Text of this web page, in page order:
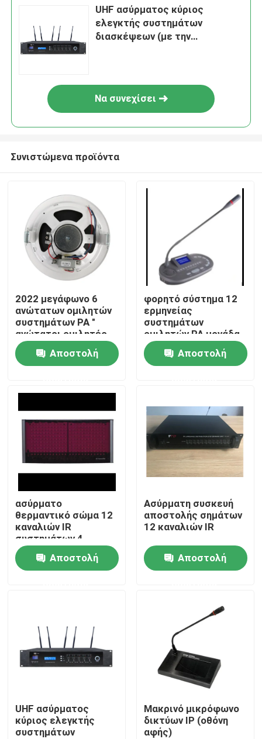
Προϊόντα
Βίντεο
Περίπου εμείς
Γύρος εργοστασίων
Ειδήσεις
Ενισχυτής συστημάτων PA
UHF ασύρματος κύριος
ελεγκτής συστημάτων
διασκέψεων (με την
Να συνεχίσει
Συνιστώμενα προϊόντα
2022 μεγάφωνο 6
ανώτατων ομιλητών
συστημάτων PA "
ανώτατοι ομιλητές
1.5W-3W-6W
Αποστολή
φορητό σύστημα 12
ερμηνείας
συστημάτων
ομιλητών PA μονάδα
διερμηνέων καναλιών
Αποστολή
ασύρματο
θερμαντικό σώμα 12
καναλιών IR
συστημάτων 4
ομιλητών PA
Αποστολή
Ασύρματη συσκευή
αποστολής σημάτων
12 καναλιών IR
Αποστολή
UHF ασύρματος
κύριος ελεγκτής
συστημάτων
Μακρινό μικρόφωνο
δικτύων IP (οθόνη
αφής)